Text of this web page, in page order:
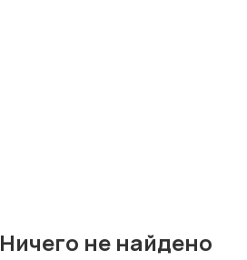
Ничего не найдено